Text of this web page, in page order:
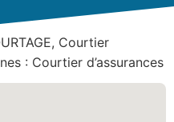
Courtier
: Courtier d’assurances